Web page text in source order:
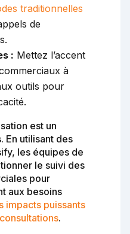
traditionnelles
de
: Mettez l’accent
à
outils pour
est un
En utilisant des
les équipes de
le suivi des
pour
aux besoins
impacts puissants
.